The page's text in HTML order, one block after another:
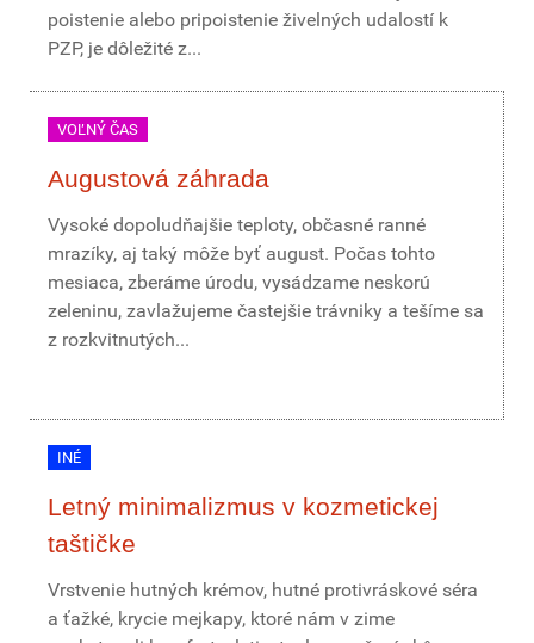
poistenie alebo pripoistenie živelných udalostí k
PZP, je dôležité z...
VOĽNÝ ČAS
Augustová záhrada
Vysoké dopoludňajšie teploty, občasné ranné
mrazíky, aj taký môže byť august. Počas tohto
mesiaca, zberáme úrodu, vysádzame neskorú
zeleninu, zavlažujeme častejšie trávniky a tešíme sa
z rozkvitnutých...
INÉ
Letný minimalizmus v kozmetickej
taštičke
Vrstvenie hutných krémov, hutné protivráskové séra
a ťažké, krycie mejkapy, ktoré nám v zime